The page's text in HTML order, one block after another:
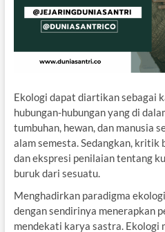
Ekologi dapat diartikan sebagai
hubungan-hubungan yang di
tumbuhan, hewan, dan manusia
alam semesta. Sedangkan, kritik
dan ekspresi penilaian tentang
buruk dari sesuatu.
Menghadirkan paradigma
dengan sendirinya menerapkan
mendekati karya sastra. Ekologi